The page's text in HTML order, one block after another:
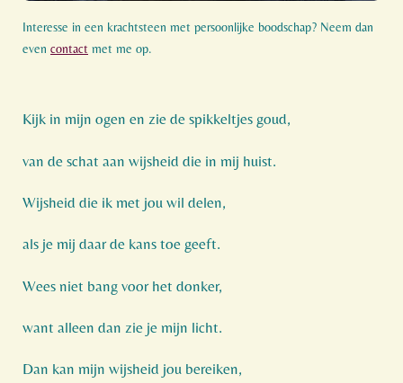
Interesse in een krachtsteen met persoonlijke boodschap? Neem dan
even contact met me op.
Kijk in mijn ogen en zie de spikkeltjes goud,
van de schat aan wijsheid die in mij huist.
Wijsheid die ik met jou wil delen,
als je mij daar de kans toe geeft.
Wees niet bang voor het donker,
want alleen dan zie je mijn licht.
Dan kan mijn wijsheid jou bereiken,